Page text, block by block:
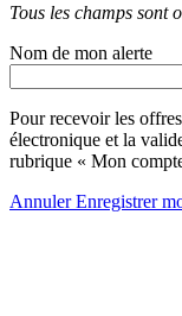
Tous les champs sont
Nom de mon alerte
Pour recevoir les
électronique et la
rubrique « Mon
AnnulerEnregistrer